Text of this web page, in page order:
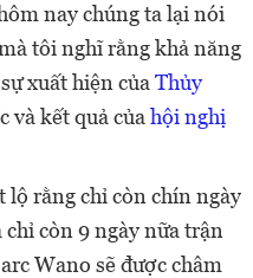
nay chúng ta lại nói
tôi nghĩ rằng khả năng
xuất hiện của Thủy
và kết quả của hội nghị
lộ rằng chỉ còn chín ngày
còn 9 ngày nữa trận
Wano sẽ được châm